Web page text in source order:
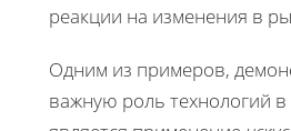
реакции на изменения в
Одним из примеров,
важную роль технологий